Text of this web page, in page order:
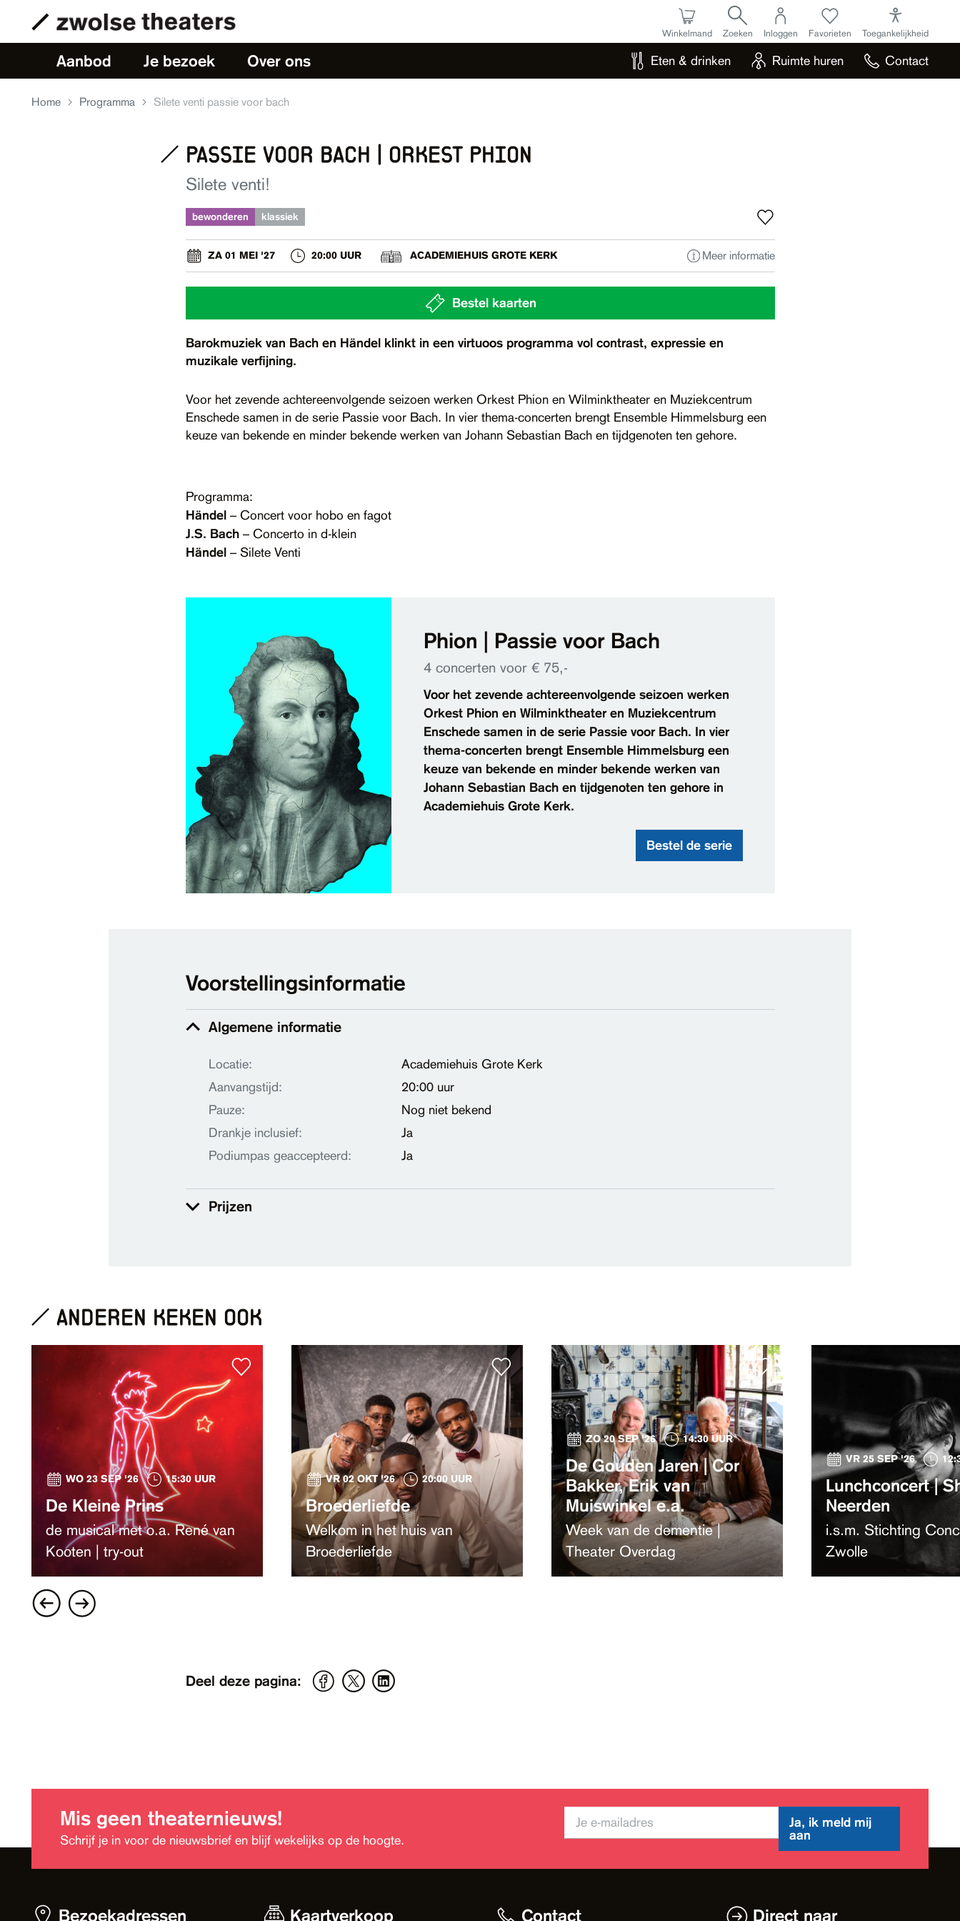
Aanbod Je bezoek Over ons Eten & drinken Ruimte huren Contact
Winkelmand Zoeken Inloggen Favorieten Toegankelijkheid
Home Programma Silete venti passie voor bach
passie voor bach | orkest phion
Silete venti!
bewonderen klassiek
ZA 01 MEI '27 20:00 UUR ACADEMIEHUIS GROTE KERK Meer informatie
Bestel kaarten
Barokmuziek van Bach en Händel klinkt in een virtuoos programma vol contrast, expressie en
muzikale verfijning.
Voor het zevende achtereenvolgende seizoen werken Orkest Phion en Wilminktheater en Muziekcentrum
Enschede samen in de serie Passie voor Bach. In vier thema-concerten brengt Ensemble Himmelsburg een
keuze van bekende en minder bekende werken van Johann Sebastian Bach en tijdgenoten ten gehore.
Programma:
Händel– Concert voor hobo en fagot
J.S. Bach– Concerto in d-klein
Händel– Silete Venti
Phion | Passie voor Bach
4 concerten voor € 75,-
Voor het zevende achtereenvolgende seizoen werken
Orkest Phion en Wilminktheater en Muziekcentrum
Enschede samen in de serie Passie voor Bach. In vier
thema-concerten brengt Ensemble Himmelsburg een
keuze van bekende en minder bekende werken van
Johann Sebastian Bach en tijdgenoten ten gehore in
Academiehuis Grote Kerk.
Bestel de serie
Voorstellingsinformatie
Algemene informatie
Locatie:
Academiehuis Grote Kerk
Aanvangstijd:
20:00 uur
Pauze:
Nog niet bekend
Drankje inclusief:
Ja
Podiumpas geaccepteerd:
Ja
Prijzen
anderen keken ook
WO 23 SEP '26 15:30 UUR
De Kleine Prins
de musical met o.a. René van
Kooten | try-out
VR 02 OKT '26 20:00 UUR
Broederliefde
Welkom in het huis van
Broederliefde
ZO 20 SEP '26 14:30 UUR
De Gouden Jaren | Cor
Bakker, Erik van
Muiswinkel e.a.
Week van de dementie |
Theater Overdag
VR 25 SEP '26
Lunchconcert |
Neerden
i.s.m. Stichting
Zwolle
Deel deze pagina:
Mis geen theaternieuws!
Schrijf je in voor de nieuwsbrief en blijf wekelijks op de hoogte.
Ja, ik meld mij
aan
Bezoekadressen Kaartverkoop Contact Direct naar